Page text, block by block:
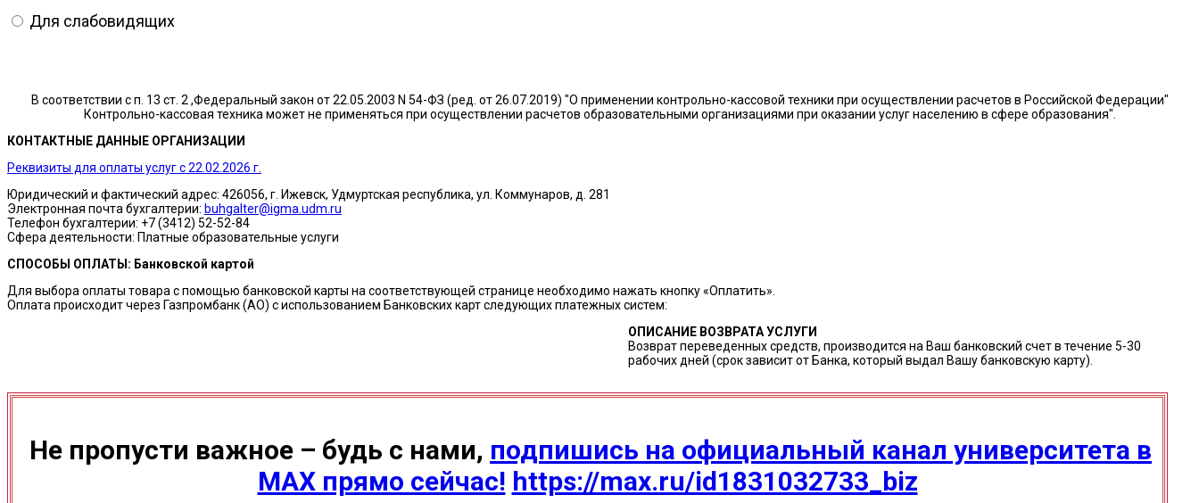
Для слабовидящих
В соответствии с п. 13 ст. 2 ,Федеральный закон от 22.05.2003 N 54-ФЗ (ред. от 26.07.2019) "О применении контрольно-кассовой техники при осуществлении расчетов в Российской Федерации"
Контрольно-кассовая техника может не применяться при осуществлении расчетов образовательными организациями при оказании услуг населению в сфере образования".
КОНТАКТНЫЕ ДАННЫЕ ОРГАНИЗАЦИИ
Реквизиты для оплаты услуг с 22.02.2026 г.
Юридический и фактический адрес: 426056, г. Ижевск, Удмуртская республика, ул. Коммунаров, д. 281
Электронная почта бухгалтерии: buhgalter@igma.udm.ru
Телефон бухгалтерии: +7 (3412) 52-52-84
Сфера деятельности: Платные образовательные услуги
СПОСОБЫ ОПЛАТЫ: Банковской картой
Для выбора оплаты товара с помощью банковской карты на соответствующей странице необходимо нажать кнопку «Оплатить».
Оплата происходит через Газпромбанк (АО) с использованием Банковских карт следующих платежных систем:
ОПИСАНИЕ ВОЗВРАТА УСЛУГИ
Возврат переведенных средств, производится на Ваш банковский счет в течение 5-30
рабочих дней (срок зависит от Банка, который выдал Вашу банковскую карту).
Не пропусти важное – будь с нами, подпишись на официальный канал университета в
МАХ прямо сейчас! https://max.ru/id1831032733_biz